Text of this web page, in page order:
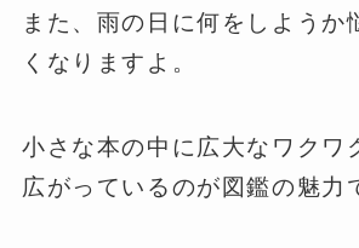
また、雨の日に何をしようか
くなりますよ。
小さな本の中に広大なワクワ
広がっているのが図鑑の魅力